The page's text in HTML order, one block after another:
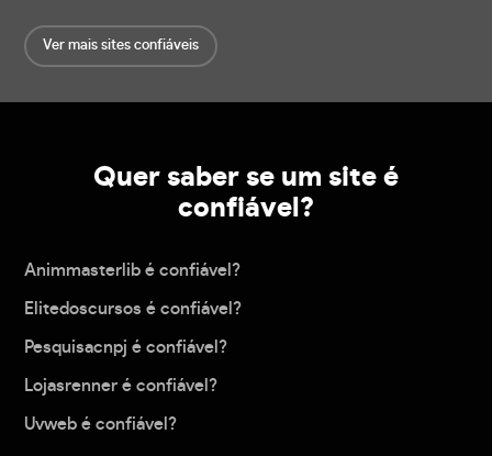
Ver mais sites confiáveis
Quer saber se um site é
confiável?
Animmasterlib é confiável?
Elitedoscursos é confiável?
Pesquisacnpj é confiável?
Lojasrenner é confiável?
Uvweb é confiável?